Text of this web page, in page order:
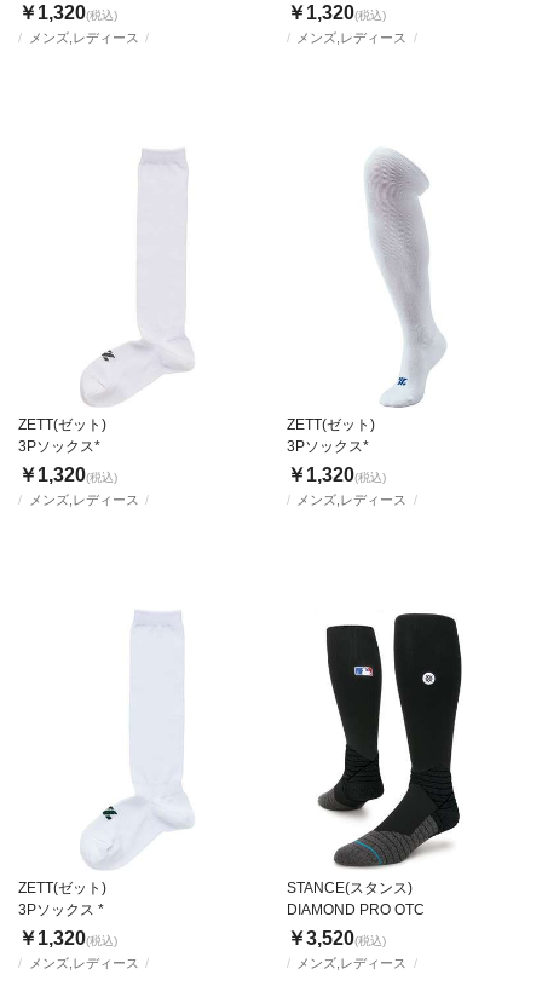
メンズ,レディース
￥1,320(税込)
メンズ,レディース
￥1,320(税込)
メンズ,レディース
ZETT(ゼット)
3Pソックス*
￥1,320(税込)
メンズ,レディース
ZETT(ゼット)
3Pソックス*
￥1,320(税込)
メンズ,レディース
ZETT(ゼット)
3Pソックス *
￥1,320(税込)
メンズ,レディース
STANCE(スタンス)
DIAMOND PRO OTC
￥3,520(税込)